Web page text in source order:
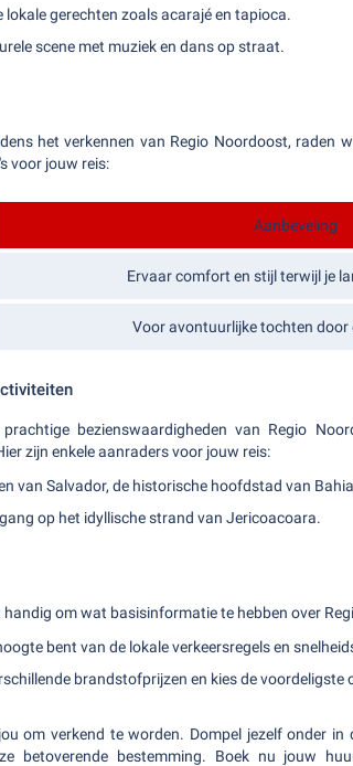
lokale gerechten zoals acarajé en tapioca.
scene met muziek en dans op straat.
het verkennen van Regio Noordoost, raden
voor jouw reis:
Aanbeveling
Ervaar comfort en stijl terwijl je
Voor avontuurlijke tochten door
bezienswaardigheden van Regio
zijn enkele aanraders voor jouw reis:
van Salvador, de historische hoofdstad van
op het idyllische strand van Jericoacoara.
om wat basisinformatie te hebben over
bent van de lokale verkeersregels en
brandstofprijzen en kies de voordeligste
om verkend te worden. Dompel jezelf onder in
betoverende bestemming. Boek nu jouw